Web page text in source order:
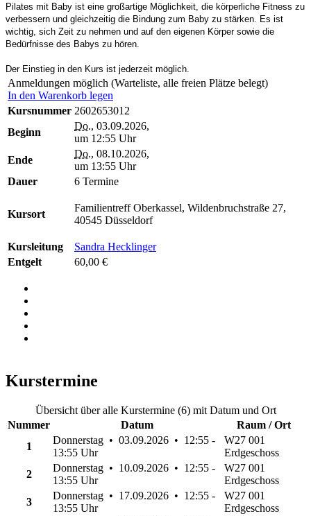
Pilates mit Baby ist eine großartige Möglichkeit, die körperliche Fitness zu
verbessern und gleichzeitig die Bindung zum Baby zu stärken. Es ist
wichtig, sich Zeit zu nehmen und auf den eigenen Körper sowie die
Bedürfnisse des Babys zu hören.
Der Einstieg in den Kurs ist jederzeit möglich.
Anmeldungen möglich (Warteliste, alle freien Plätze belegt)
In den Warenkorb legen
Kursnummer 2602653012
Beginn
Do., 03.09.2026,
um 12:55 Uhr
Ende
Do., 08.10.2026,
um 13:55 Uhr
Dauer
6 Termine
Kursort
Familientreff Oberkassel, Wildenbruchstraße 27,
40545 Düsseldorf
Kursleitung
Sandra Hecklinger
Entgelt
60,00 €
Kurstermine
Übersicht über alle Kurstermine (6) mit Datum und Ort
Nummer
Datum
Raum / Ort
1
Donnerstag • 03.09.2026 • 12:55 -
13:55 Uhr
W27 001
Erdgeschoss
2
Donnerstag • 10.09.2026 • 12:55 -
13:55 Uhr
W27 001
Erdgeschoss
3
Donnerstag • 17.09.2026 • 12:55 -
13:55 Uhr
W27 001
Erdgeschoss